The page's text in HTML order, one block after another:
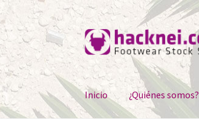
Ir
a
navegación
Ir
al
contenido
Inicio ¿Quiénes somos?